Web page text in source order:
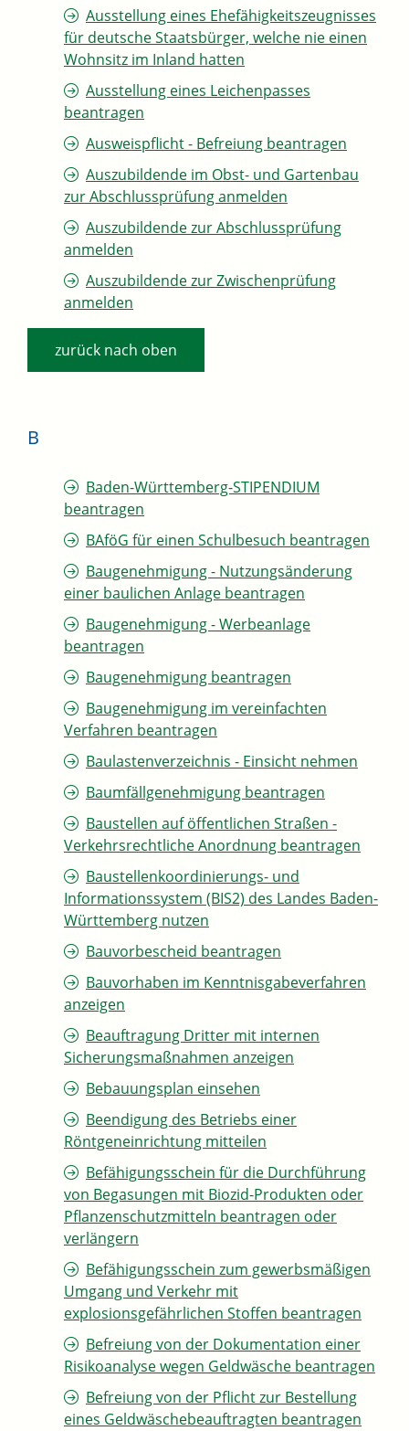
Ausstellung eines Ehefähigkeitszeugnisses
für deutsche Staatsbürger, welche nie einen
Wohnsitz im Inland hatten
Ausstellung eines Leichenpasses
beantragen
Ausweispflicht - Befreiung beantragen
Auszubildende im Obst- und Gartenbau
zur Abschlussprüfung anmelden
Auszubildende zur Abschlussprüfung
anmelden
Auszubildende zur Zwischenprüfung
anmelden
zurück nach oben
B
Baden-Württemberg-STIPENDIUM
beantragen
BAföG für einen Schulbesuch beantragen
Baugenehmigung - Nutzungsänderung
einer baulichen Anlage beantragen
Baugenehmigung - Werbeanlage
beantragen
Baugenehmigung beantragen
Baugenehmigung im vereinfachten
Verfahren beantragen
Baulastenverzeichnis - Einsicht nehmen
Baumfällgenehmigung beantragen
Baustellen auf öffentlichen Straßen -
Verkehrsrechtliche Anordnung beantragen
Baustellenkoordinierungs- und
Informationssystem (BIS2) des Landes Baden-
Württemberg nutzen
Bauvorbescheid beantragen
Bauvorhaben im Kenntnisgabeverfahren
anzeigen
Beauftragung Dritter mit internen
Sicherungsmaßnahmen anzeigen
Bebauungsplan einsehen
Beendigung des Betriebs einer
Röntgeneinrichtung mitteilen
Befähigungsschein für die Durchführung
von Begasungen mit Biozid-Produkten oder
Pflanzenschutzmitteln beantragen oder
verlängern
Befähigungsschein zum gewerbsmäßigen
Umgang und Verkehr mit
explosionsgefährlichen Stoffen beantragen
Befreiung von der Dokumentation einer
Risikoanalyse wegen Geldwäsche beantragen
Befreiung von der Pflicht zur Bestellung
eines Geldwäschebeauftragten beantragen